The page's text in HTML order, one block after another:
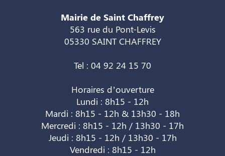
Mairie de Saint Chaffrey
563 rue du Pont-Levis
05330 SAINT CHAFFREY
Tel : 04 92 24 15 70
Horaires d’ouverture
Lundi : 8h15 - 12h
Mardi : 8h15 - 12h & 13h30 - 18h
Mercredi : 8h15 - 12h / 13h30 - 17h
Jeudi : 8h15 - 12h / 13h30 - 17h
Vendredi : 8h15 - 12h